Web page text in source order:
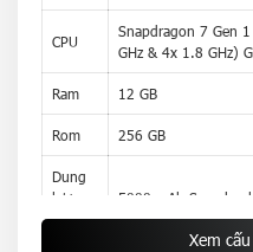
CPU
Snapdragon 7 Gen
GHz & 4x 1.8 GHz)
Ram 12 GB
Rom 256 GB
Dung
lượng
pin
5000 mAh Sạc
Xem